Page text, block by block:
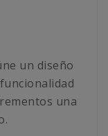
un diseño
una